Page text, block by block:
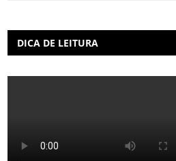
DICA DE LEITURA